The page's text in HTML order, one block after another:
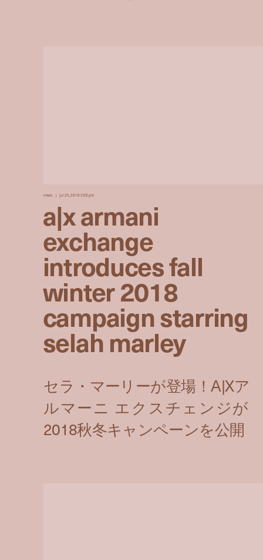
news jul 25, 2018 3:00 pm
a|x armani
exchange
introduces fall
winter 2018
campaign starring
selah marley